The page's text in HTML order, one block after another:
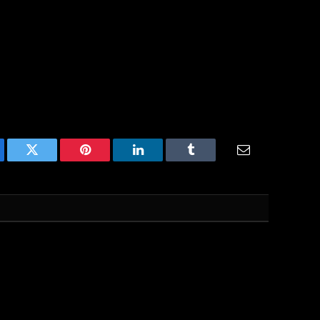
Twitter Pinterest LinkedIn Tumblr